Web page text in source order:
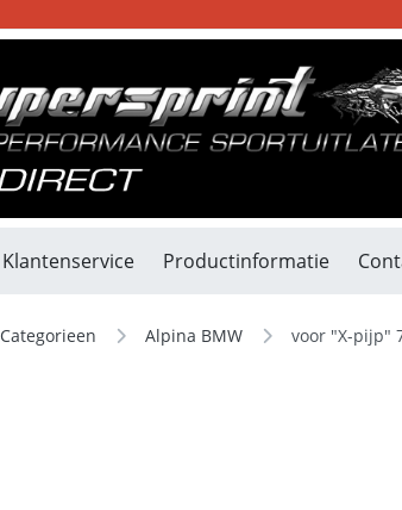
Klantenservice Productinformatie
Categorieen Alpina BMW voor "X-pijp"